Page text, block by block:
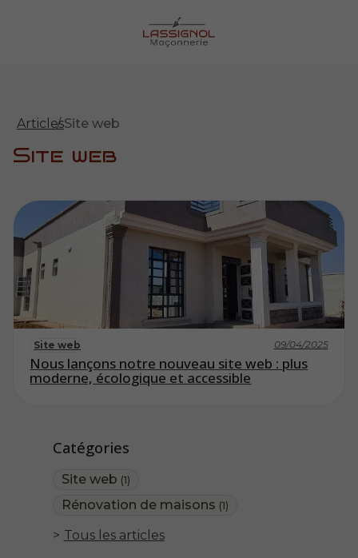
Catégories
Site web (1)
Rénovation de maisons (1)
Tous les articles
ArticlesSite web
Site web
Site web 09/04/2025
Nous lançons notre nouveau site web : plus
moderne, écologique et accessible